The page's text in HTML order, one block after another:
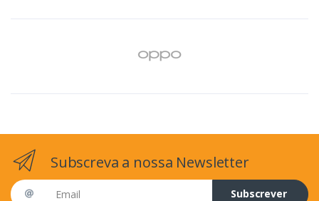
Subscreva a nossa Newsletter
Email address
Subscrever